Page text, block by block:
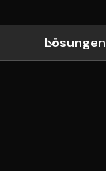
Lösungen